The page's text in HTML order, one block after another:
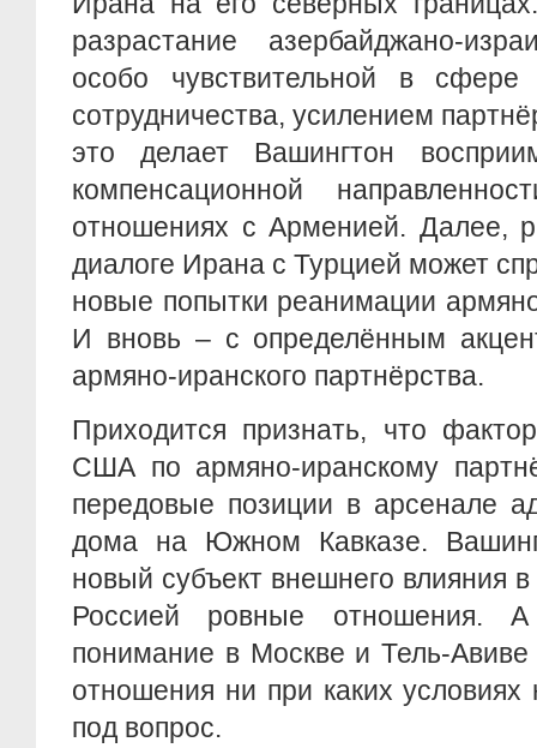
разрастание азербайджано-
особо чувствительной в сфере
сотрудничества, усилением
это делает Вашингтон
компенсационной
отношениях с Арменией. Далее,
диалоге Ирана с Турцией может
новые попытки реанимации
И вновь – с определённым
армяно-иранского партнёрства.
Приходится признать, что
США по армяно-иранскому
передовые позиции в арсенале
дома на Южном Кавказе.
новый субъект внешнего влияния в
Россией ровные отношения.
понимание в Москве и Тель-Авиве
отношения ни при каких
под вопрос.